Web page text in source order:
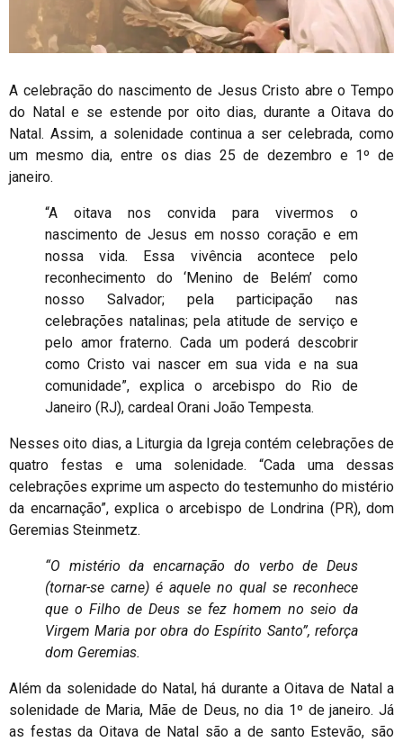
A celebração do nascimento de Jesus Cristo abre o Tempo
do Natal e se estende por oito dias, durante a Oitava do
Natal. Assim, a solenidade continua a ser celebrada, como
um mesmo dia, entre os dias 25 de dezembro e 1º de
janeiro.
“A oitava nos convida para vivermos o
nascimento de Jesus em nosso coração e em
nossa vida. Essa vivência acontece pelo
reconhecimento do ‘Menino de Belém’ como
nosso Salvador; pela participação nas
celebrações natalinas; pela atitude de serviço e
pelo amor fraterno. Cada um poderá descobrir
como Cristo vai nascer em sua vida e na sua
comunidade”, explica o arcebispo do Rio de
Janeiro (RJ), cardeal Orani João Tempesta.
Nesses oito dias, a Liturgia da Igreja contém celebrações de
quatro festas e uma solenidade. “Cada uma dessas
celebrações exprime um aspecto do testemunho do mistério
da encarnação”, explica o arcebispo de Londrina (PR), dom
Geremias Steinmetz.
“O mistério da encarnação do verbo de Deus
(tornar-se carne) é aquele no qual se reconhece
que o Filho de Deus se fez homem no seio da
Virgem Maria por obra do Espírito Santo”, reforça
dom Geremias.
Além da solenidade do Natal, há durante a Oitava de Natal a
solenidade de Maria, Mãe de Deus, no dia 1º de janeiro. Já
as festas da Oitava de Natal são a de santo Estevão, são